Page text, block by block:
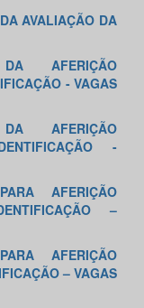
AVALIAÇÃO DA
DA AFERIÇÃO
- VAGAS
DA AFERIÇÃO
-
AFERIÇÃO
–
AFERIÇÃO
– VAGAS